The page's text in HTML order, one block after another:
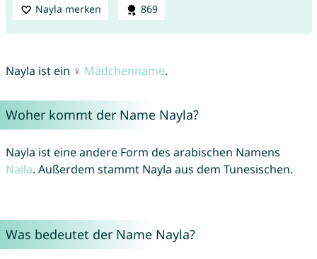
Nayla merken 869
Nayla ist ein ♀ Mädchenname.
Woher kommt der Name Nayla?
Nayla ist eine andere Form des arabischen Namens
Naila. Außerdem stammt Nayla aus dem Tunesischen.
Was bedeutet der Name Nayla?